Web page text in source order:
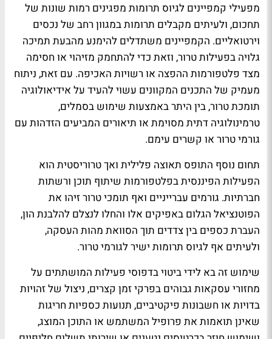
מפעילי קמפיינים לגיוס תרומות מפגינים רמות שונות של
תחכום, ולעיתים מקבלים תרומות במגוון רחב של נכסים
וירטואליים. הקמפיינים משתדלים להימנע מהבעת תמיכה
גלויה בפעילות טרור, וזאת כדי להתחמק מזיהוי או חסימה
מצד פלטפורמות ההפצה או רשויות האכיפה. עם זאת, ניתוח
מעמיק של התכנים המקוונים עשוי להעיד על אידיאולוגיה
תומכת טרור, בין היתר באמצעות שימוש בסמלים,
טרמינולוגיה דתית מסוימת או תיאורים המביעים הזדהות עם
גורמי טרור או קשרים עימם.
תחום נוסף התופס תאוצה פלילית ואך טרוריסטית הוא
הפעילות הפיננסית בפלטפורמות שיתוף תוכן ורשתות
חברתיות. גורמים עברייניים ואף תומכי טרור זיהו את
הפוטנציאל הגלום באפיקים אלו והחלו לנצלם להלבנת הון,
העברת כספים בין צדדים תוך הסוואת מהות העסקה,
ולעיתים אף לגיוס תרומות ישיר לגורמי טרור.
שימוש זה בא לידי ביטוי בדפוסי פעילות המושתתים על
מחזורי עסקאות גבוהים בפרקי זמן קצרים, ניצול של זהויות
בדויות או חשבונות פיקטיביים, תנועות כספיות חריגות
שאינן תואמות את פרופיל המשתמש או התוכן המוצג,